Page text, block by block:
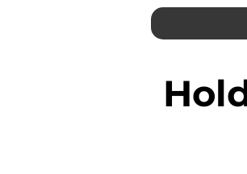
Holdingbolag: En omfattande